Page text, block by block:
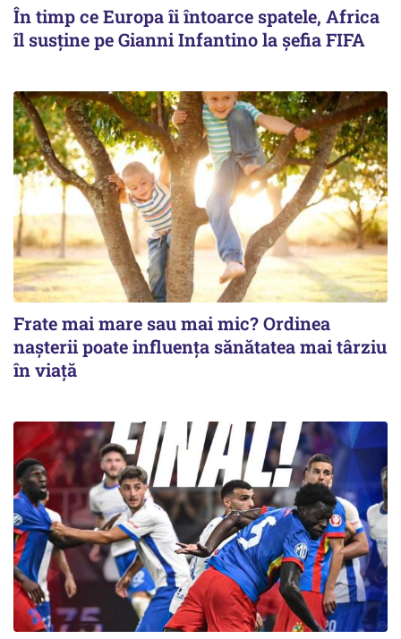
În timp ce Europa îi întoarce spatele, Africa
îl susține pe Gianni Infantino la șefia FIFA
Frate mai mare sau mai mic? Ordinea
nașterii poate influența sănătatea mai târziu
în viață